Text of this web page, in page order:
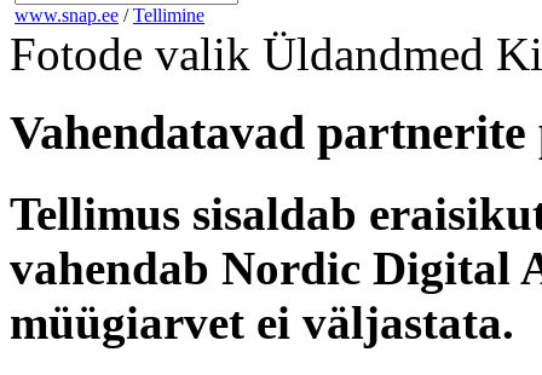
www.snap.ee / Tellimine
Fotode valik Üldandmed
Vahendatavad
Tellimus sisaldab
vahendab Nordic Digital
müügiarvet ei väljastata.